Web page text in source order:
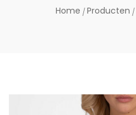
Home Producten